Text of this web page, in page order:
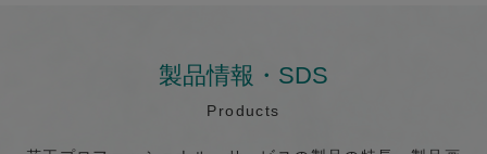
製品情報・SDS
Products